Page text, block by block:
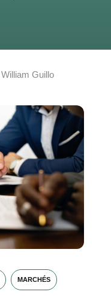
William Guillo
MARCHÉS